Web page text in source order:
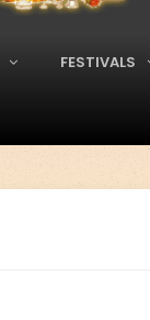
FESTIVALS